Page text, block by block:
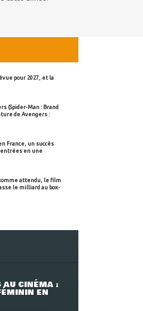
pour 2027, et la
(Spider-Man : Brand
de Avengers :
France, un succès
en une
attendu, le film
le milliard au box-
AU CINÉMA :
EN